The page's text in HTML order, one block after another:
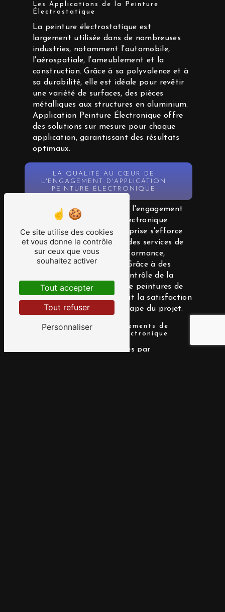
Les Applications de la Peinture
Électrostatique
La peinture électrostatique est
largement utilisée dans de nombreuses
industries, notamment l'automobile,
l'aérospatiale, l'ameublement et la
construction. Grâce à sa polyvalence et à
sa durabilité, elle est idéale pour revêtir
une variété de surfaces, des pièces
métalliques aux structures en aluminium.
Application Peinture Électronique offre
des solutions sur mesure pour chaque
application, garantissant des résultats
optimaux.
LA QUALITÉ AU CŒUR DE
L'ENGAGEMENT D'APPLICATION
PEINTURE ÉLECTRONIQUE
La qualité est au cœur de l'engagement
d'Application Peinture Électronique
envers ses clients. L'entreprise s'efforce
constamment de fournir des services de
haute qualité, alliant performance,
durabilité et esthétique. Grâce à des
processus rigoureux de contrôle de la
qualité et à l'utilisation de peintures de
premier choix, elle garantit la satisfaction
de ses clients à chaque étape du projet.
La Durabilité des Revêtements de
Application Peinture Électronique
Les revêtements appliqués par
Ce site utilise des cookies
et vous donne le contrôle
sur ceux que vous
souhaitez activer
Tout accepter
Tout refuser
Personnaliser